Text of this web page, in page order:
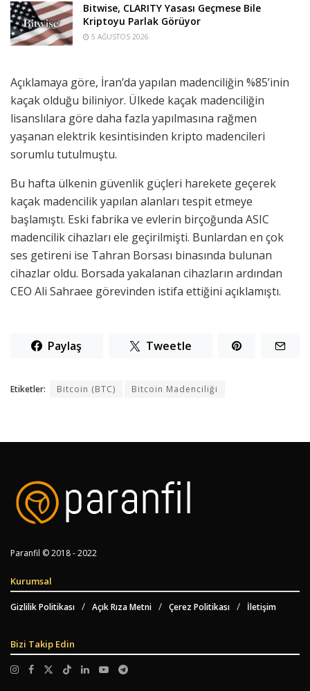
Bitwise, CLARITY Yasası Geçmese Bile
Kriptoyu Parlak Görüyor
5 AĞUSTOS 2026
Açıklamaya göre, İran’da yapılan madenciliğin %85’inin
kaçak olduğu biliniyor. Ülkede kaçak madenciliğin
lisanslılara göre daha fazla yapılmasına rağmen
yaşanan elektrik kesintisinden kripto madencileri
sorumlu tutulmuştu.
Bu hafta ülkenin güvenlik güçleri harekete geçerek
kaçak madencilik yapılan alanları tespit etmeye
başlamıştı. Eski fabrika ve evlerin birçoğunda ASIC
madencilik cihazları ele geçirilmişti. Bunlardan en çok
ses getireni ise Tahran Borsası binasında bulunan
cihazlar oldu. Borsada yakalanan cihazların ardından
CEO Ali Sahraee görevinden istifa ettiğini açıklamıştı.
Paylaş Tweetle
Etiketler: Bitcoin (BTC) Bitcoin Madenciliği
Paranfil © 2018 - 2022
Kurumsal
Gizlilik Politikası Açık Rıza Metni Çerez Politikası İletişim
Bizi Takip Edin